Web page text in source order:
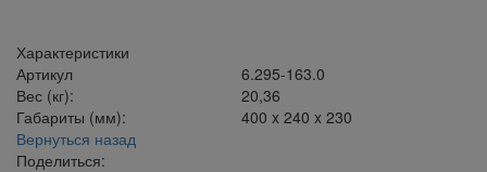
Характеристики
Артикул
6.295-163.0
Вес (кг):
20,36
Габариты (мм):
400 x 240 x 230
Вернуться назад
Поделиться: